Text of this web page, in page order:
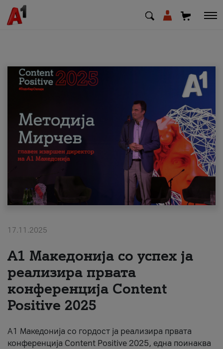
МК EN
Приватни Деловни
Поддршка
Надополни кредит
#ПодобарОнлајн
17.11.2025
А1 Македонија со успех ја
реализира првата
конференција Content
Positive 2025
А1 Македонија со гордост ја реализира првата
конференција Content Positive 2025, една поинаква